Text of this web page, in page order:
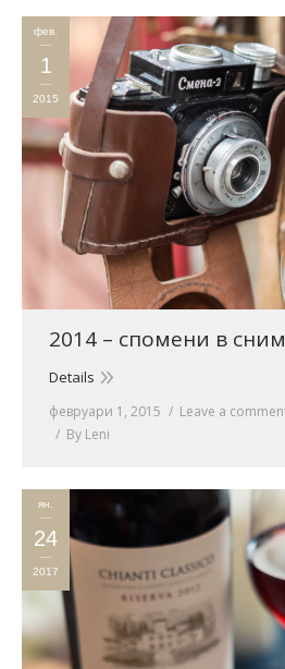
фев.
1
2015
2014 – спомени в
Details
февруари 1, 2015 Leave a
By Leni
ян.
24
2017